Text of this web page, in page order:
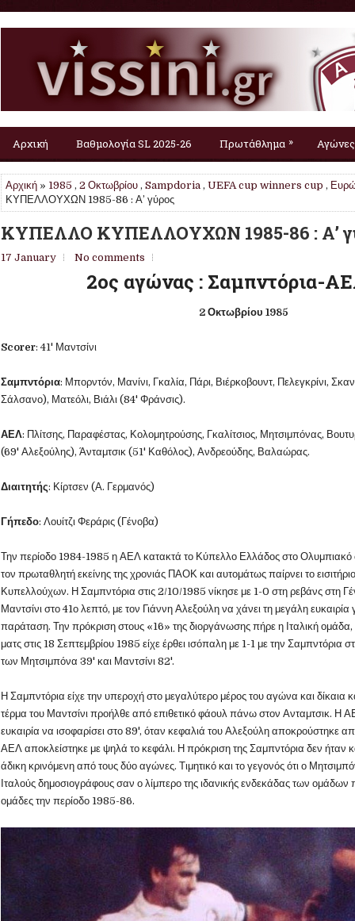
Αρχική Βαθμολογία SL 2025-26 Πρωτάθλημα »
Αρχική » 1985 , 2 Οκτωβρίου , Sampdoria , UEFA cup winners cup ,
ΚΥΠΕΛΛΟΥΧΩΝ 1985-86 : Α’ γύρος
ΚΥΠΕΛΛΟ ΚΥΠΕΛΛΟΥΧΩΝ 1985-86 : Α’
17 January No comments
2ος αγώνας : Σαμπντόρια-
2 Οκτωβρίου 1985
Scorer: 41' Μαντσίνι
Σαμπντόρια: Μπορντόν, Μανίνι, Γκαλία, Πάρι, Βιέρκοβουντ, Πελεγκρίνι,
Σάλσανο), Ματεόλι, Βιάλι (84' Φράνσις).
ΑΕΛ: Πλίτσης, Παραφέστας, Κολομητρούσης, Γκαλίτσιος, Μητσιμπόνας,
(69' Αλεξούλης), Άνταμτσικ (51' Καθόλος), Ανδρεούδης, Βαλαώρας.
Διαιτητής: Κίρτσεν (Α. Γερμανός)
Γήπεδο: Λουίτζι Φεράρις (Γένοβα)
Την περίοδο 1984-1985 η ΑΕΛ κατακτά το Κύπελλο Ελλάδος στο Ολυμπιακό
τον πρωταθλητή εκείνης της χρονιάς ΠΑΟΚ και αυτομάτως παίρνει το
Κυπελλούχων. Η Σαμπντόρια στις 2/10/1985 νίκησε με 1-0 στη ρεβάνς στη
Μαντσίνι στο 41ο λεπτό, με τον Γιάννη Αλεξούλη να χάνει τη μεγάλη ευκαιρία
παράταση. Την πρόκριση στους «16» της διοργάνωσης πήρε η Ιταλική
ματς στις 18 Σεπτεμβρίου 1985 είχε έρθει ισόπαλη με 1-1 με την Σαμπντόρια
των Μητσιμπόνα 39' και Μαντσίνι 82'.
Η Σαμπντόρια είχε την υπεροχή στο μεγαλύτερο μέρος του αγώνα και δίκαια
τέρμα του Μαντσίνι προήλθε από επιθετικό φάουλ πάνω στον Ανταμτσικ. Η
ευκαιρία να ισοφαρίσει στο 89', όταν κεφαλιά του Αλεξούλη αποκρούστηκε
ΑΕΛ αποκλείστηκε με ψηλά το κεφάλι. Η πρόκριση της Σαμπντόρια δεν ήταν
άδικη κρινόμενη από τους δύο αγώνες. Τιμητικό και το γεγονός ότι ο
Ιταλούς δημοσιογράφους σαν ο λίμπερο της ιδανικής ενδεκάδας των ομάδων
ομάδες την περίοδο 1985-86.